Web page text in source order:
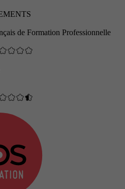
de Formation Professionnelle